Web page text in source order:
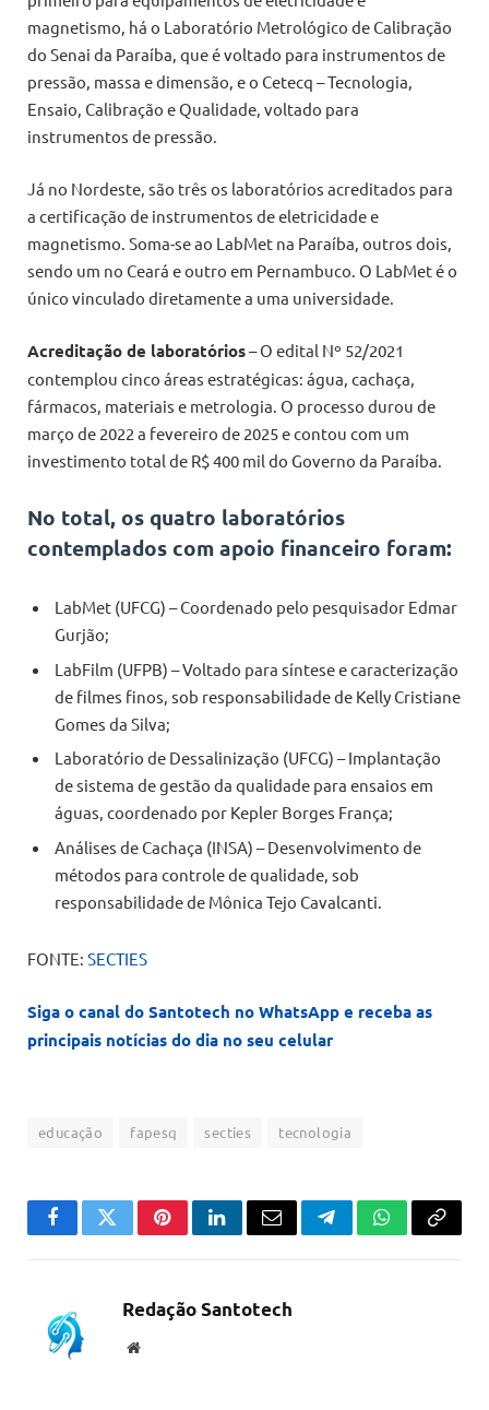
magnetismo, há o Laboratório Metrológico de Calibração
do Senai da Paraíba, que é voltado para instrumentos de
pressão, massa e dimensão, e o Cetecq – Tecnologia,
Ensaio, Calibração e Qualidade, voltado para
instrumentos de pressão.
Já no Nordeste, são três os laboratórios acreditados para
a certificação de instrumentos de eletricidade e
magnetismo. Soma-se ao LabMet na Paraíba, outros dois,
sendo um no Ceará e outro em Pernambuco. O LabMet é o
único vinculado diretamente a uma universidade.
Acreditação de laboratórios– O edital Nº 52/2021
contemplou cinco áreas estratégicas: água, cachaça,
fármacos, materiais e metrologia. O processo durou de
março de 2022 a fevereiro de 2025 e contou com um
investimento total de R$ 400 mil do Governo da Paraíba.
No total, os quatro laboratórios
contemplados com apoio financeiro foram:
LabMet (UFCG) – Coordenado pelo pesquisador Edmar
Gurjão;
LabFilm (UFPB) – Voltado para síntese e caracterização
de filmes finos, sob responsabilidade de Kelly Cristiane
Gomes da Silva;
Laboratório de Dessalinização (UFCG) – Implantação
de sistema de gestão da qualidade para ensaios em
águas, coordenado por Kepler Borges França;
Análises de Cachaça (INSA) – Desenvolvimento de
métodos para controle de qualidade, sob
responsabilidade de Mônica Tejo Cavalcanti.
FONTE: SECTIES
Siga o canal do Santotech no WhatsApp e receba as
principais notícias do dia no seu celular
educação fapesq secties tecnologia
FacebookTwitterPinterestLinkedInEmail TelegramWhatsApp
Copiar
Redação Santotech
Website